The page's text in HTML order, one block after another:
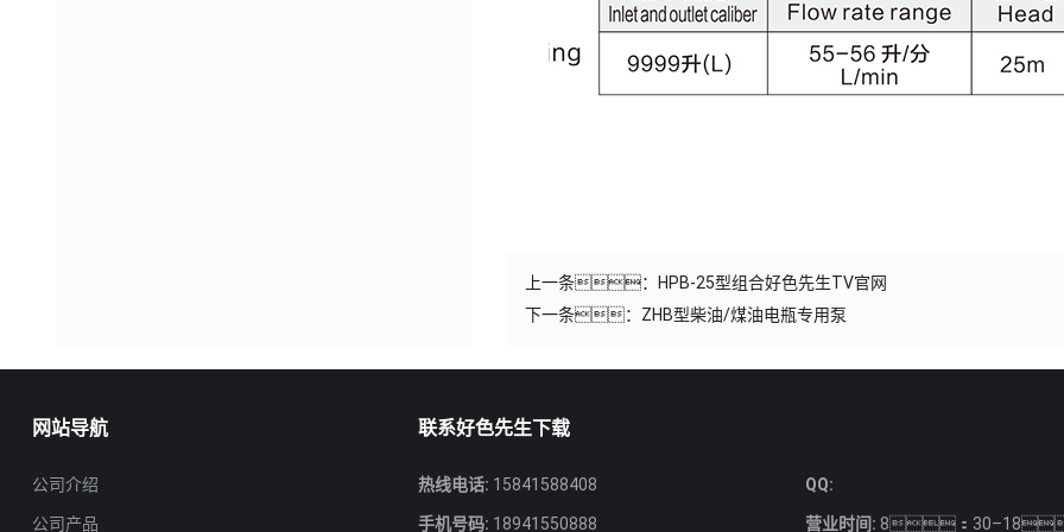
上一条：
HPB-25型组合好色先生TV官网
下一条： ZHB型柴油/煤油电瓶专用泵
网站导航
公司介绍
公司产品
联系好色先生下载
热线电话: 15841588408
手机号码: 18941550888
QQ:
营业时间: 8：